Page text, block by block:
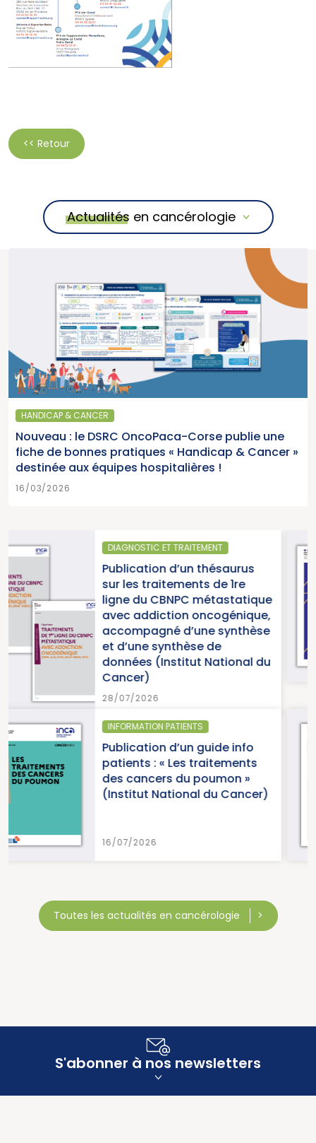
<< Retour
Actualités en cancérologie
HANDICAP & CANCER
Nouveau : le DSRC OncoPaca-Corse publie une
fiche de bonnes pratiques « Handicap & Cancer »
destinée aux équipes hospitalières !
16/03/2026
de 1re
métastatique
synthèse
de
National du
guide info
»
du Cancer)
SANTÉ PUBLIQUE
Parution du
2025 « Une
pour la lutte
cancers »
du Cancer)
15/07/2026
SANTÉ PUBLIQUE -
Parution du
cancers en
2026 (Institut
Cancer)
Toutes les actualités en cancérologie
S'abonner à nos newsletters